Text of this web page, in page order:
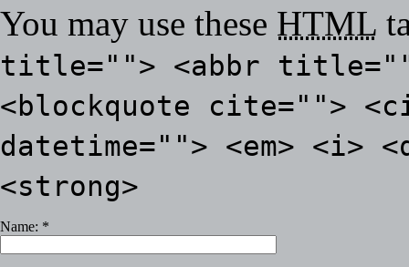
You may use these HTML
title=""> <abbr
<blockquote cite="">
datetime=""> <em> <i>
<strong>
Name: *